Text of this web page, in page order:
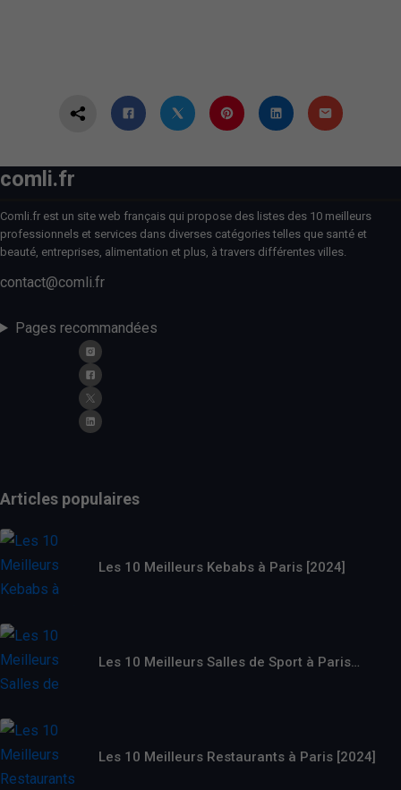
comli.fr
Comli.fr est un site web français qui propose des listes des 10 meilleurs
professionnels et services dans diverses catégories telles que santé et
beauté, entreprises, alimentation et plus, à travers différentes villes.
contact@comli.fr
Pages recommandées
Articles populaires
Les 10 Meilleurs Kebabs à Paris [2024]
Les 10 Meilleurs Salles de Sport à Paris…
Les 10 Meilleurs Restaurants à Paris [2024]